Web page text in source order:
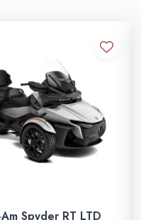
Spyder RT LTD